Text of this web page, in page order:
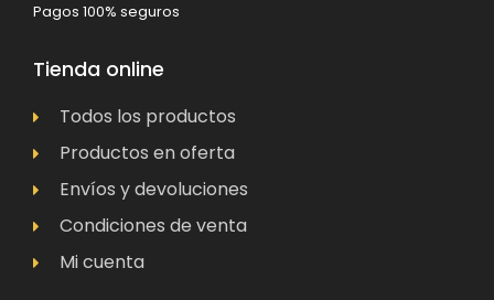
Pagos 100% seguros
Tienda online
Todos los productos
Productos en oferta
Envíos y devoluciones
Condiciones de venta
Mi cuenta